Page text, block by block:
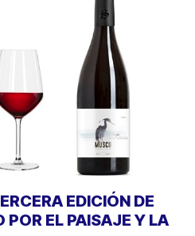
EDICIÓN DE
EL PAISAJE Y LA